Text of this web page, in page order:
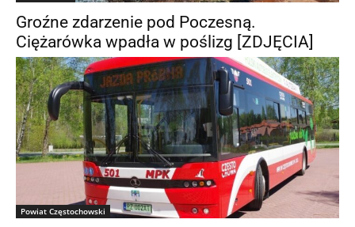
Groźne zdarzenie pod Poczesną.
Ciężarówka wpadła w poślizg [ZDJĘCIA]
Powiat Częstochowski